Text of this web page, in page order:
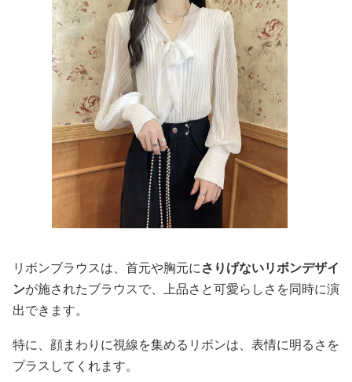
リボンブラウスは、首元や胸元にさりげないリボンデザイ
ンが施されたブラウスで、上品さと可愛らしさを同時に演
出できます。
特に、顔まわりに視線を集めるリボンは、表情に明るさを
プラスしてくれます。